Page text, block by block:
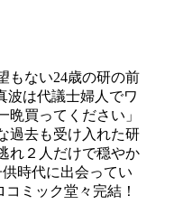
もない24歳の研の前
波は代議士婦人でワ
晩買ってください」
過去も受け入れた研
れ２人だけで穏やか
時代に出会ってい
ミック堂々完結！